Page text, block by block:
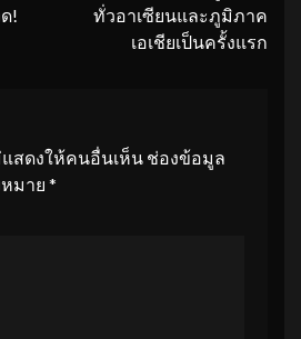
!
ทั่วอาเซียนและภูมิภาค
เอเชียเป็นครั้งแรก
สดงให้คนอื่นเห็น ช่องข้อมูล
มาย *